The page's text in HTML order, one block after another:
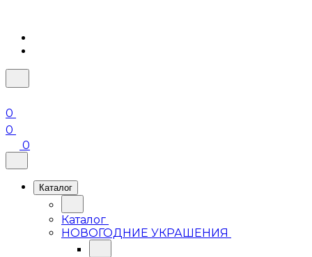
0
0
0
Каталог
Каталог
НОВОГОДНИЕ УКРАШЕНИЯ